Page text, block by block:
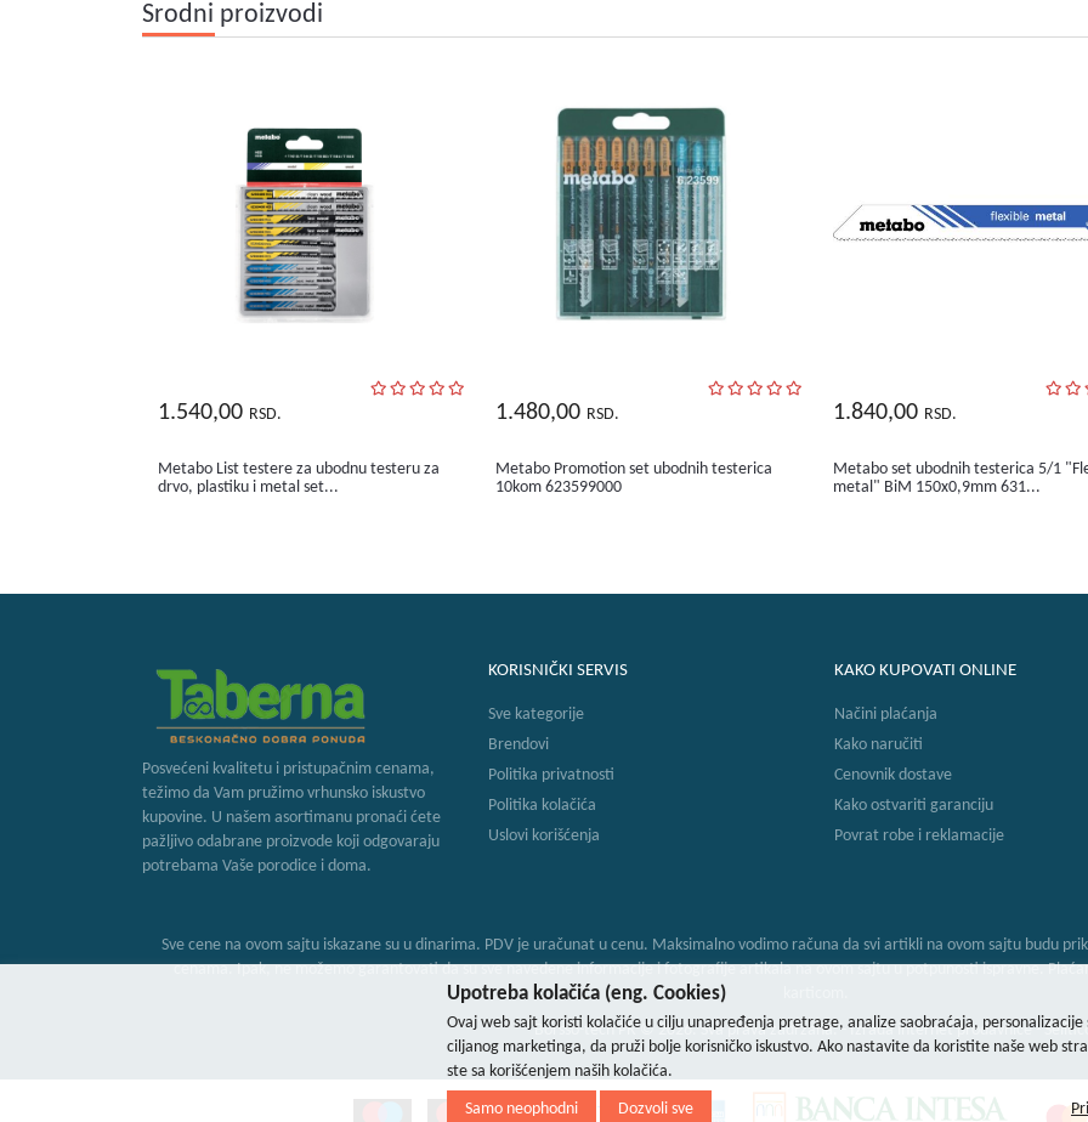
Srodni proizvodi
1.540,00 RSD.
Metabo List testere za ubodnu testeru za
drvo, plastiku i metal set...
1.480,00 RSD.
Metabo Promotion set ubodnih testerica
10kom 623599000
1.840,00 RSD.
Metabo set ubodnih testerica 5/1
metal" BiM 150x0,9mm 631...
Posvećeni kvalitetu i pristupačnim cenama,
težimo da Vam pružimo vrhunsko iskustvo
kupovine. U našem asortimanu pronaći ćete
pažljivo odabrane proizvode koji odgovaraju
potrebama Vaše porodice i doma.
KORISNIČKI SERVIS
Sve kategorije
Brendovi
Politika privatnosti
Politika kolačića
Uslovi korišćenja
KAKO KUPOVATI ONLINE
Načini plaćanja
Kako naručiti
Cenovnik dostave
Kako ostvariti garanciju
Povrat robe i reklamacije
Sve cene na ovom sajtu iskazane su u dinarima. PDV je uračunat u cenu. Maksimalno vodimo računa da svi artikli na ovom sajtu budu
cenama. Ipak, ne možemo garantovati da su sve navedene informacije i fotografije artikala na ovom sajtu u potpunosti ispravne.
Borsso-tech PR © 2026. Sva prava zadržana. -Izrada internet prodavnice-
Upotreba kolačića (eng. Cookies)
Ovaj web sajt koristi kolačiće u cilju unapređenja pretrage, analize saobraćaja, personalizacije
ciljanog marketinga, da pruži bolje korisničko iskustvo. Ako nastavite da koristite naše web
ste sa korišćenjem naših kolačića.
Samo neophodni Dozvoli sve